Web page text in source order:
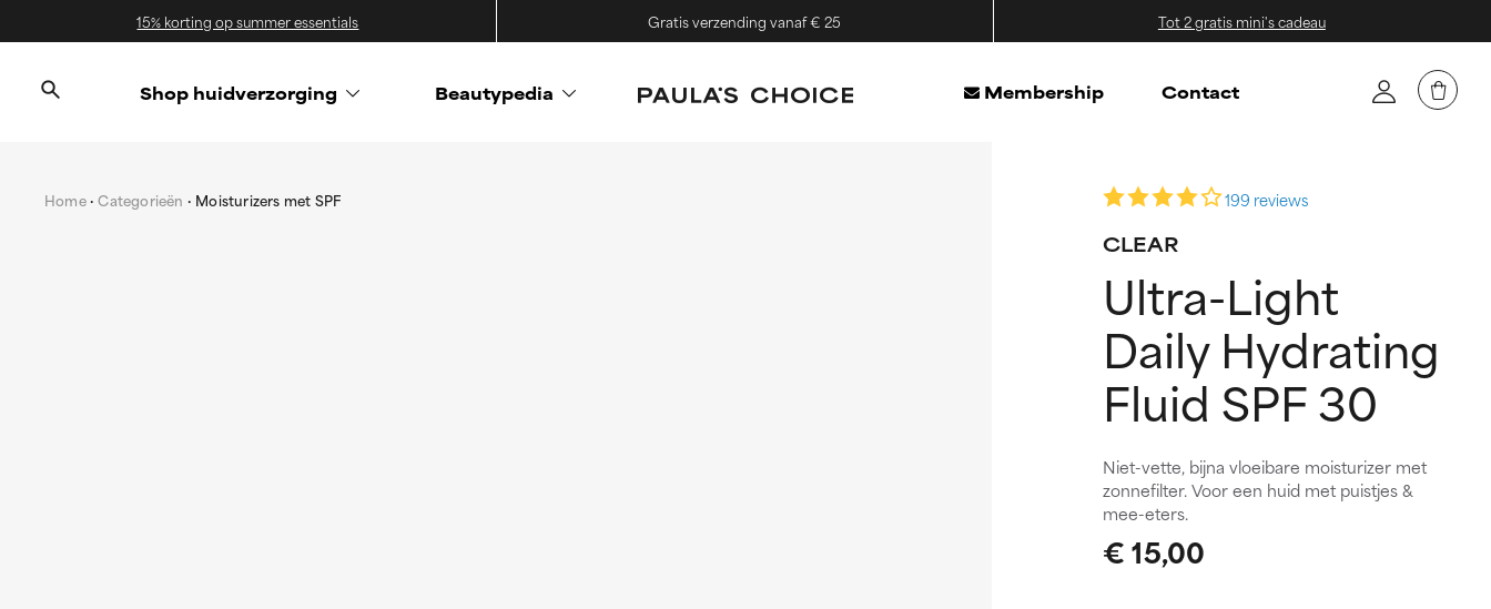
15% korting op summer essentials Gratis verzending vanaf € 25 Tot 2 gratis mini's cadeau
Shop huidverzorging Beautypedia Membership Contact
Home Categorieën Moisturizers met SPF 199 reviews
CLEAR
Ultra-Light
Daily Hydrating
Fluid SPF 30
Niet-vette, bijna vloeibare moisturizer met
zonnefilter. Voor een huid met puistjes &
mee-eters.
€ 15,00